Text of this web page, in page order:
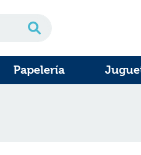
Papelería